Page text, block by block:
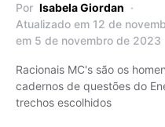
Por Isabela Giordan
Atualizado em 12 de
em 5 de novembro de 2023
Racionais MC's são os
cadernos de questões do
trechos escolhidos